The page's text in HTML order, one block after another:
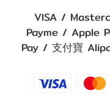
VISA /
Payme / Apple
Pay / 支付寶